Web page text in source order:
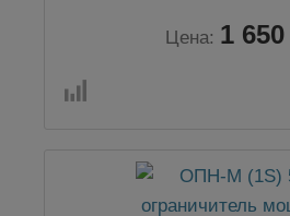
Цена: 1 650